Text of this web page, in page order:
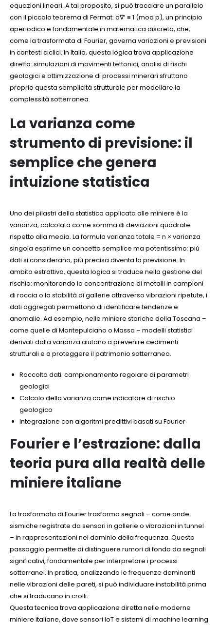
equazioni lineari. A tal proposito, si può tracciare un parallelo
con il piccolo teorema di Fermat: a∇¹ ≡ 1 (mod p), un principio
aperiodico e fondamentale in matematica discreta, che,
come la trasformata di Fourier, governa variazioni e previsioni
in contesti ciclici. In Italia, questa logica trova applicazione
diretta: simulazioni di movimenti tettonici, analisi di rischi
geologici e ottimizzazione di processi minerari sfruttano
proprio questa semplicità strutturale per modellare la
complessità sotterranea.
La varianza come
strumento di previsione: il
semplice che genera
intuizione statistica
Uno dei pilastri della statistica applicata alle miniere è la
varianza, calcolata come somma di deviazioni quadrate
rispetto alla media. La formula varianza totale = n × varianza
singola esprime un concetto semplice ma potentissimo: più
dati si considerano, più precisa diventa la previsione. In
ambito estrattivo, questa logica si traduce nella gestione del
rischio: monitorando la concentrazione di metalli in campioni
di roccia o la stabilità di gallerie attraverso vibrazioni ripetute, i
dati aggregati permettono di identificare tendenze e
anomalie. Ad esempio, nelle miniere storiche della Toscana –
come quelle di Montepulciano o Massa – modelli statistici
derivati dalla varianza aiutano a prevenire cedimenti
strutturali e a proteggere il patrimonio sotterraneo.
Raccolta dati: campionamento regolare di parametri
geologici
Calcolo della varianza come indicatore di rischio
geologico
Integrazione con algoritmi predittivi basati su Fourier
Fourier e l’estrazione: dalla
teoria pura alla realtà delle
miniere italiane
La trasformata di Fourier trasforma segnali – come onde
sismiche registrate da sensori in gallerie o vibrazioni in tunnel
– in rappresentazioni nel dominio della frequenza. Questo
passaggio permette di distinguere rumori di fondo da segnali
significativi, fondamentale per interpretare i processi
sotterranei. In pratica, analizzando le frequenze dominanti
nelle vibrazioni delle pareti, si può individuare instabilità prima
che si traducano in crolli.
Questa tecnica trova applicazione diretta nelle moderne
miniere italiane, dove sensori IoT e sistemi di machine learning